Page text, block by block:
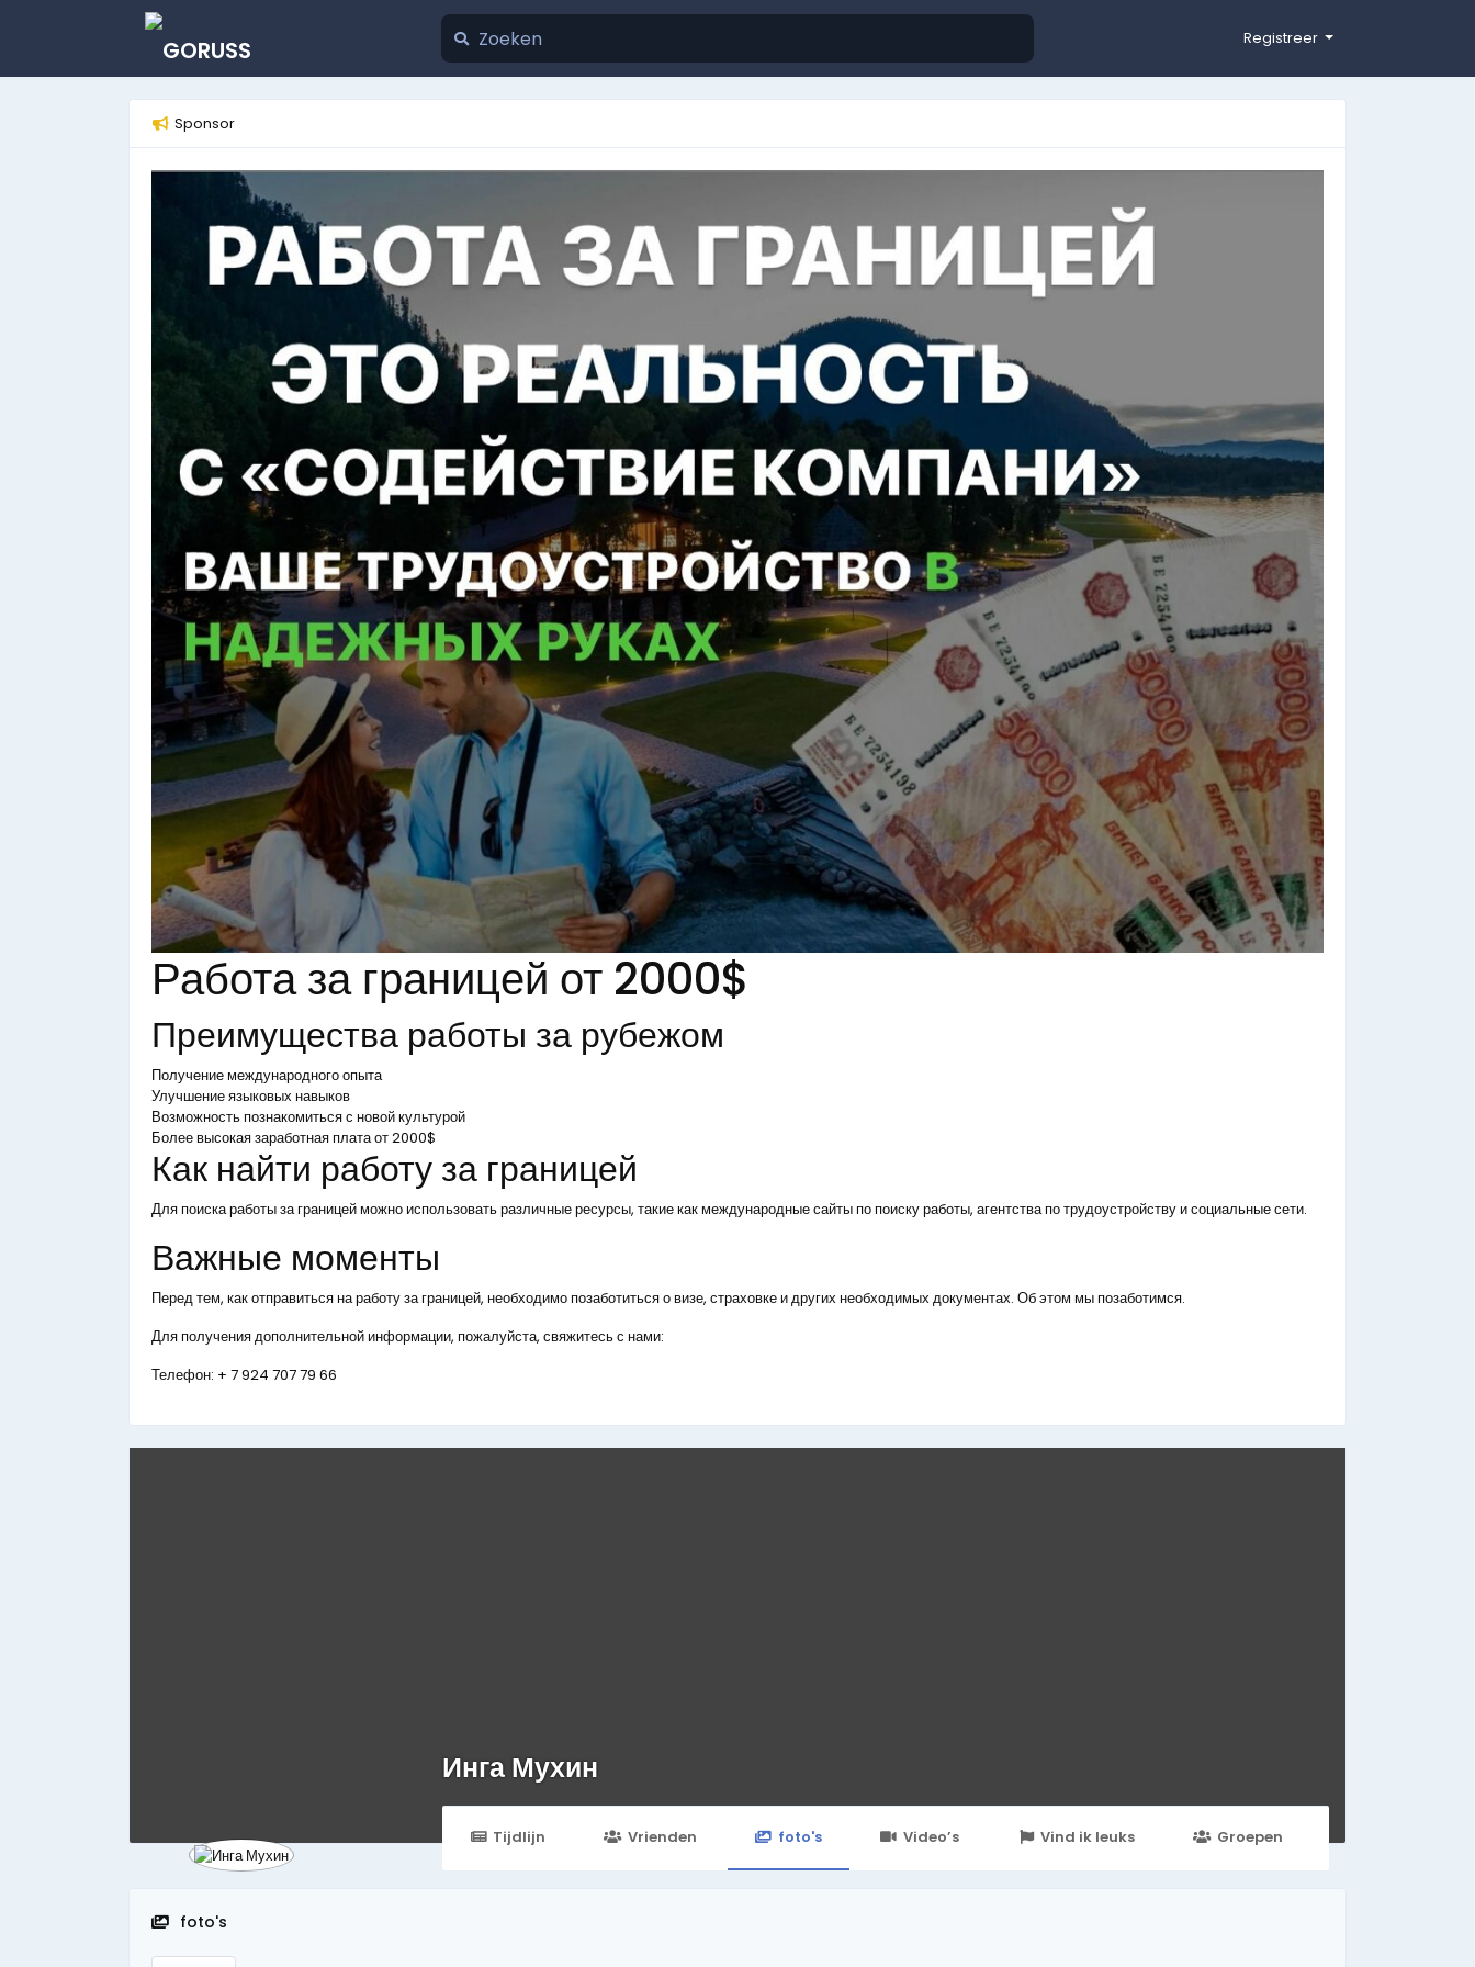
Registreer
Sponsor
Работа за границей от 2000$
Преимущества работы за рубежом
Получение международного опыта
Улучшение языковых навыков
Возможность познакомиться с новой культурой
Более высокая заработная плата от 2000$
Как найти работу за границей
Для поиска работы за границей можно использовать различные ресурсы, такие как международные сайты по поиску работы, агентства по трудоустройству и социальные сети.
Важные моменты
Перед тем, как отправиться на работу за границей, необходимо позаботиться о визе, страховке и других необходимых документах. Об этом мы позаботимся.
Для получения дополнительной информации, пожалуйста, свяжитесь с нами:
Телефон: + 7 924 707 79 66
Инга Мухин
Tijdlijn Vrienden foto's Video’s Vind ik leuks Groepen
foto's